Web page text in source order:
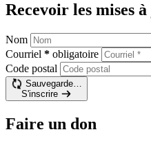
Recevoir les mises
Nom
Courriel * obligatoire
Code postal
Sauvegarde…
S'inscrire
Faire un don